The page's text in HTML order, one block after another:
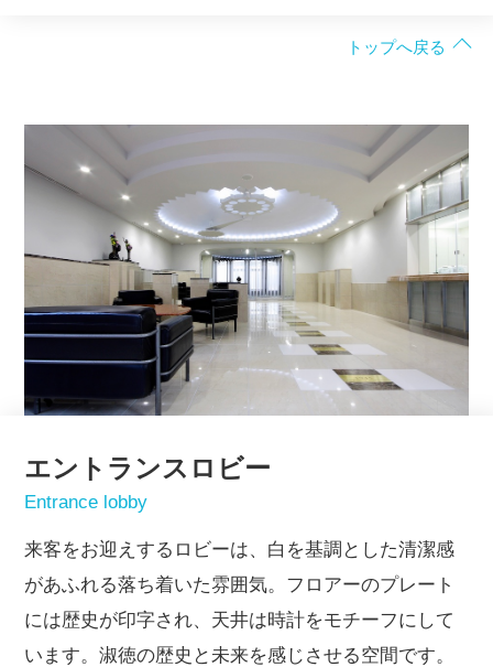
トップへ戻る
エントランスロビー
Entrance lobby
来客をお迎えするロビーは、白を基調とした清潔感
があふれる落ち着いた雰囲気。フロアーのプレート
には歴史が印字され、天井は時計をモチーフにして
います。淑徳の歴史と未来を感じさせる空間です。